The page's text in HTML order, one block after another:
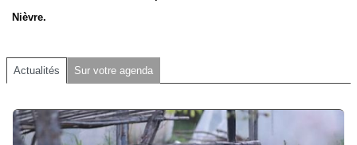
Nièvre.
Actualités Sur votre agenda